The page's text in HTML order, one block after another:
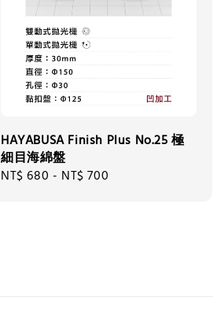
HAYABUSA Finish Plus No.25 極
細目海綿盤
Regular
NT$ 680 - NT$ 700